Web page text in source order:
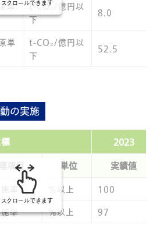
単
t-CO₂/億円以
下
8.0
単
t-CO₂/億円以
下
52.5
スクロールできます
の実施
標 2023
項目 単位 実績値
率 %以上 100
率 %以上 97
スクロールできます